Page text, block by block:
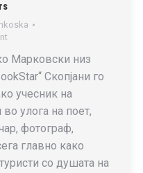
Марковски низ
Скопјани го
учесник на
улога на поет,
фотограф,
главно како
со душата на